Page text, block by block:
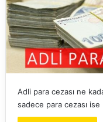
Adli para cezası ne
sadece para cezası